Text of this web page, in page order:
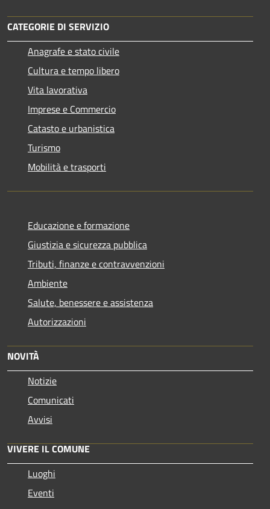
CATEGORIE DI SERVIZIO
Anagrafe e stato civile
Cultura e tempo libero
Vita lavorativa
Imprese e Commercio
Catasto e urbanistica
Turismo
Mobilità e trasporti
Educazione e formazione
Giustizia e sicurezza pubblica
Tributi, finanze e contravvenzioni
Ambiente
Salute, benessere e assistenza
Autorizzazioni
NOVITÀ
Notizie
Comunicati
Avvisi
VIVERE IL COMUNE
Luoghi
Eventi